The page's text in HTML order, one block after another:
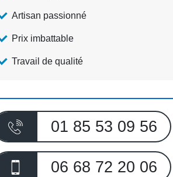
Artisan passionné
Prix imbattable
Travail de qualité
01 85 53 09 56
06 68 72 20 06